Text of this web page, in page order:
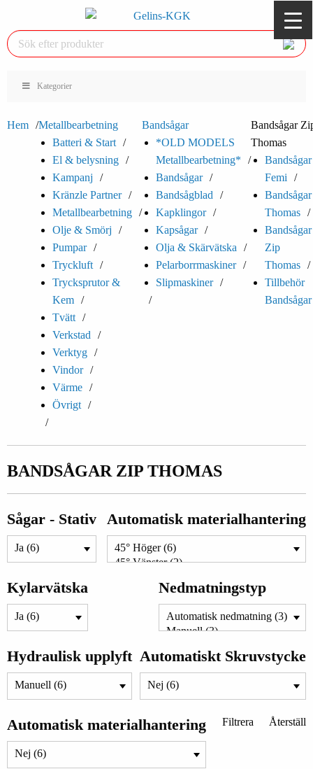
Kategorier
Hem
Metallbearbetning
Batteri & Start
El & belysning
Kampanj
Kränzle Partner
Metallbearbetning
Olje & Smörj
Pumpar
Tryckluft
Trycksprutor &
Kem
Tvätt
Verkstad
Verktyg
Vindor
Värme
Övrigt
Bandsågar
*OLD MODELS
Metallbearbetning*
Bandsågar
Bandsågblad
Kapklingor
Kapsågar
Olja & Skärvätska
Pelarborrmaskiner
Slipmaskiner
Bandsågar
Thomas
Bandsågar
Femi
Bandsågar
Thomas
Bandsågar
Zip
Thomas
Tillbehör
Bandsågar
BANDSÅGAR ZIP THOMAS
Sågar - Stativ Automatisk materialhantering
Kylarvätska Nedmatningstyp
Hydraulisk upplyft Automatiskt Skruvstycke
Automatisk materialhantering Filtrera Återställ